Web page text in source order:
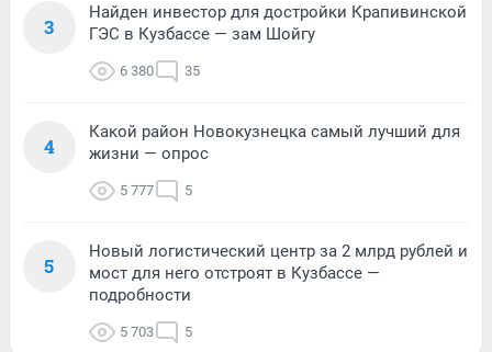
3
Найден инвестор для достройки Крапивинской
ГЭС в Кузбассе — зам Шойгу
6 380 35
4
Какой район Новокузнецка самый лучший для
жизни — опрос
5 777 5
5
Новый логистический центр за 2 млрд рублей и
мост для него отстроят в Кузбассе —
подробности
5 703 5